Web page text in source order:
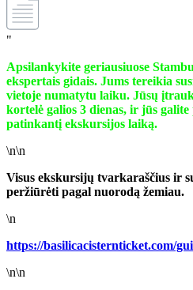
"
Apsilankykite geriausiuose
ekspertais gidais. Jums tereikia
vietoje numatytu laiku. Jūsų
kortelė galios 3 dienas, ir jūs
patinkantį ekskursijos laiką.
\n\n
Visus ekskursijų tvarkaraščius ir
peržiūrėti pagal nuorodą žemiau.
\n
https://basilicacisternticket.com/
\n\n